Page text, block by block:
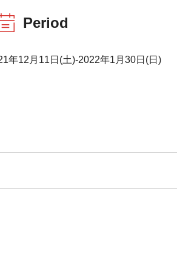
Period
年12月11日(土)-2022年1月30日(日)